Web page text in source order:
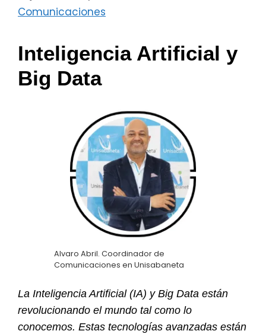
Comunicaciones
Inteligencia Artificial y
Big Data
Alvaro Abril. Coordinador de
Comunicaciones en Unisabaneta
La Inteligencia Artificial (IA) y Big Data están
revolucionando el mundo tal como lo
conocemos. Estas tecnologías avanzadas están